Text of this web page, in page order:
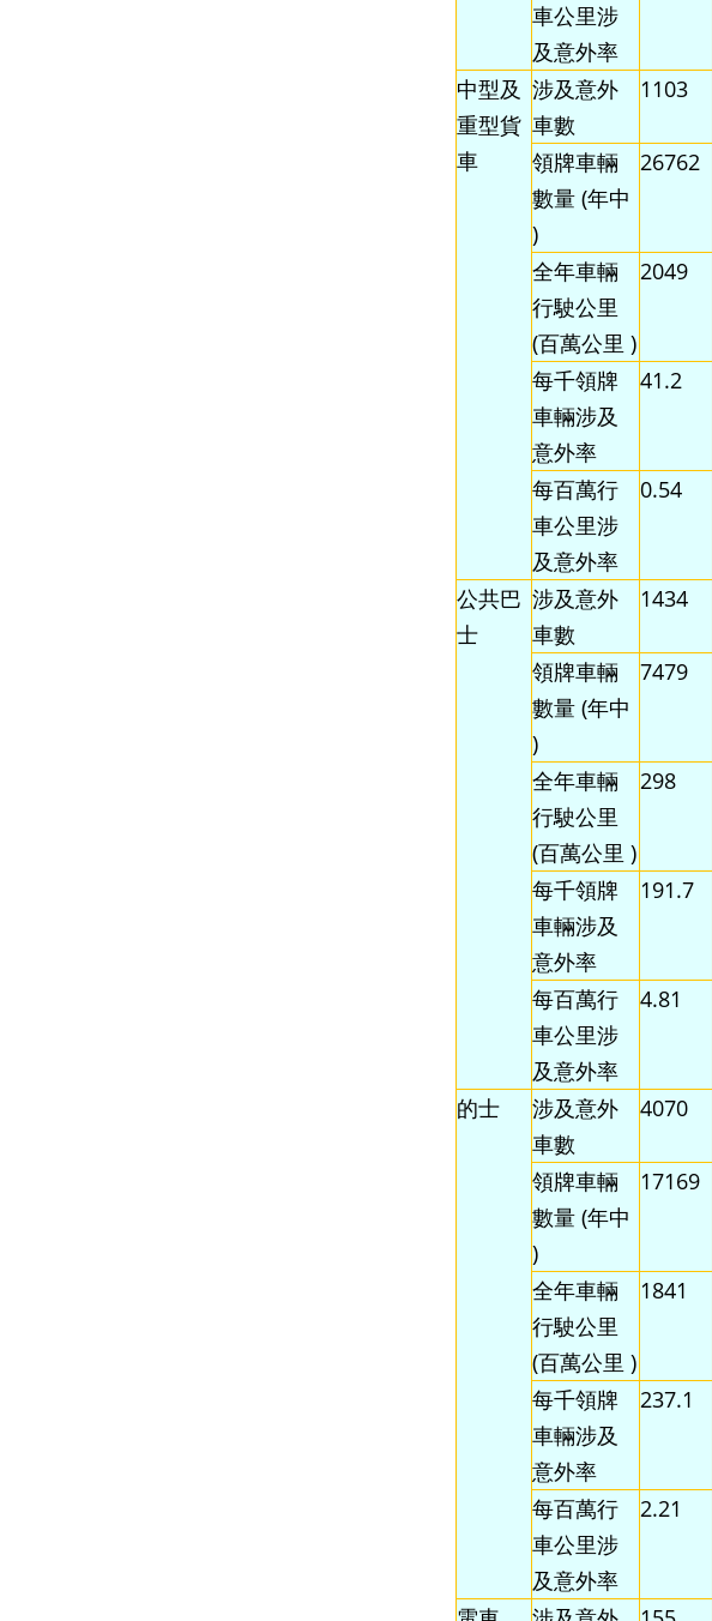
車公里涉
及意外率
中型及
重型貨
車
涉及意外
車數
1103
領牌車輛
數量 (年中
)
26762
全年車輛
行駛公里
(百萬公里 )
2049
每千領牌
車輛涉及
意外率
41.2
每百萬行
車公里涉
及意外率
0.54
公共巴
士
涉及意外
車數
1434
領牌車輛
數量 (年中
)
7479
全年車輛
行駛公里
(百萬公里 )
298
每千領牌
車輛涉及
意外率
191.7
每百萬行
車公里涉
及意外率
4.81
的士
涉及意外
車數
4070
領牌車輛
數量 (年中
)
17169
全年車輛
行駛公里
(百萬公里 )
1841
每千領牌
車輛涉及
意外率
237.1
每百萬行
車公里涉
及意外率
2.21